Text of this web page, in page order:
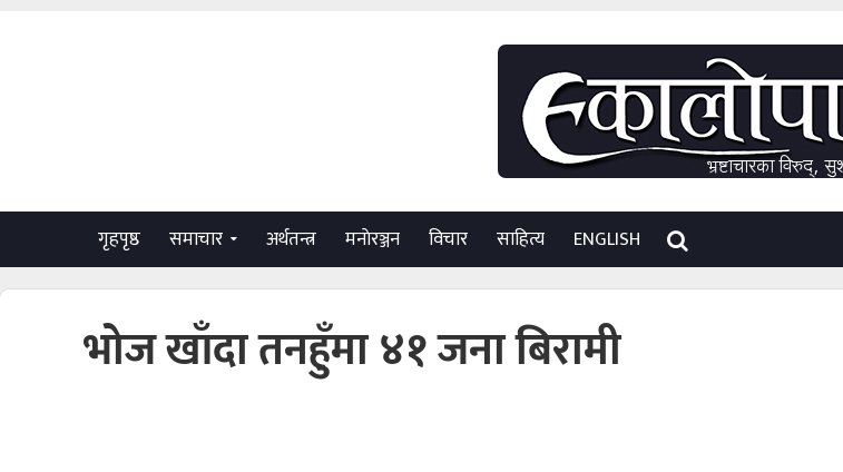
गृहपृष्ठ समाचार अर्थतन्त्र मनाेरञ्जन विचार साहित्य ENGLISH
भोज खाँदा तनहुँमा ४१ जना बिरामी